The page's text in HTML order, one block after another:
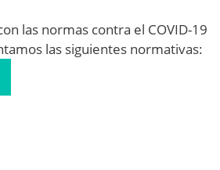
las normas contra el COVID-19
las siguientes normativas: